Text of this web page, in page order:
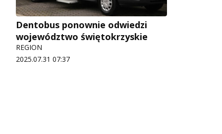
Dentobus ponownie odwiedzi
województwo świętokrzyskie
REGION
2025.07.31 07:37